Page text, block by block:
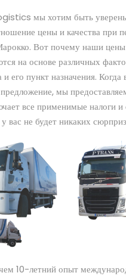
мы хотим быть
цены и качества при
Вот почему наши цены
на основе различных
и его пункт назначения.
мы
все применимые налоги
вас не будет никаких
10-летний опыт